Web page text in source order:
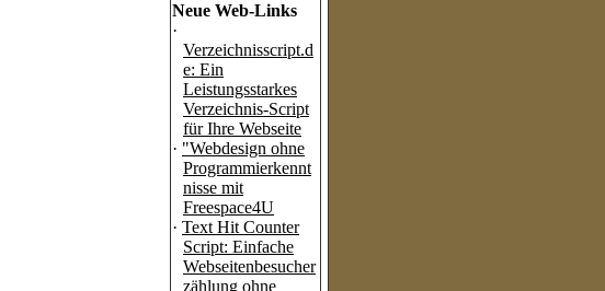
Neue Web-Links
·
Verzeichnisscript.d
e: Ein
Leistungsstarkes
Verzeichnis-Script
für Ihre Webseite
· "Webdesign ohne
Programmierkennt
nisse mit
Freespace4U
· Text Hit Counter
Script: Einfache
Webseitenbesucher
zählung ohne